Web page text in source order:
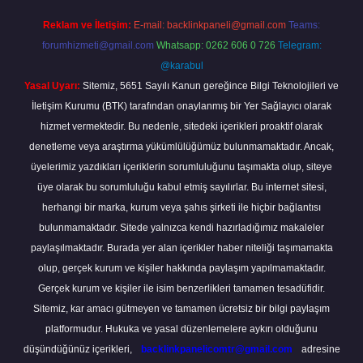
Reklam ve İletişim: E-mail: backlinkpaneli@gmail.com Teams:
forumhizmeti@gmail.com Whatsapp: 0262 606 0 726 Telegram:
@karabul
Yasal Uyarı: Sitemiz, 5651 Sayılı Kanun gereğince Bilgi Teknolojileri ve
İletişim Kurumu (BTK) tarafından onaylanmış bir Yer Sağlayıcı olarak
hizmet vermektedir. Bu nedenle, sitedeki içerikleri proaktif olarak
denetleme veya araştırma yükümlülüğümüz bulunmamaktadır. Ancak,
üyelerimiz yazdıkları içeriklerin sorumluluğunu taşımakta olup, siteye
üye olarak bu sorumluluğu kabul etmiş sayılırlar. Bu internet sitesi,
herhangi bir marka, kurum veya şahıs şirketi ile hiçbir bağlantısı
bulunmamaktadır. Sitede yalnızca kendi hazırladığımız makaleler
paylaşılmaktadır. Burada yer alan içerikler haber niteliği taşımamakta
olup, gerçek kurum ve kişiler hakkında paylaşım yapılmamaktadır.
Gerçek kurum ve kişiler ile isim benzerlikleri tamamen tesadüfidir.
Sitemiz, kar amacı gütmeyen ve tamamen ücretsiz bir bilgi paylaşım
platformudur. Hukuka ve yasal düzenlemelere aykırı olduğunu
düşündüğünüz içerikleri,
backlinkpanelicomtr@gmail.com adresine